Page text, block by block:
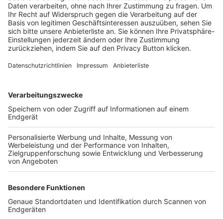
Trainerbörse
Login SpielPlus
FOLGE DEM BFV
TOP-VEREINE
TOP-PARTNER